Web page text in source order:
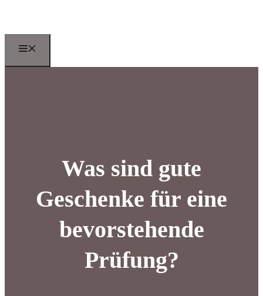
springen
Was sind gute
Geschenke für eine
bevorstehende
Prüfung?